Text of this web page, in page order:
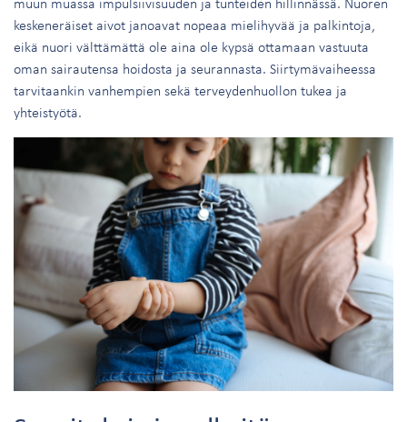
keskeneräiset aivot janoavat nopeaa mielihyvää ja palkintoja,
eikä nuori välttämättä ole aina ole kypsä ottamaan vastuuta
oman sairautensa hoidosta ja seurannasta. Siirtymävaiheessa
tarvitaankin vanhempien sekä terveydenhuollon tukea ja
yhteistyötä.